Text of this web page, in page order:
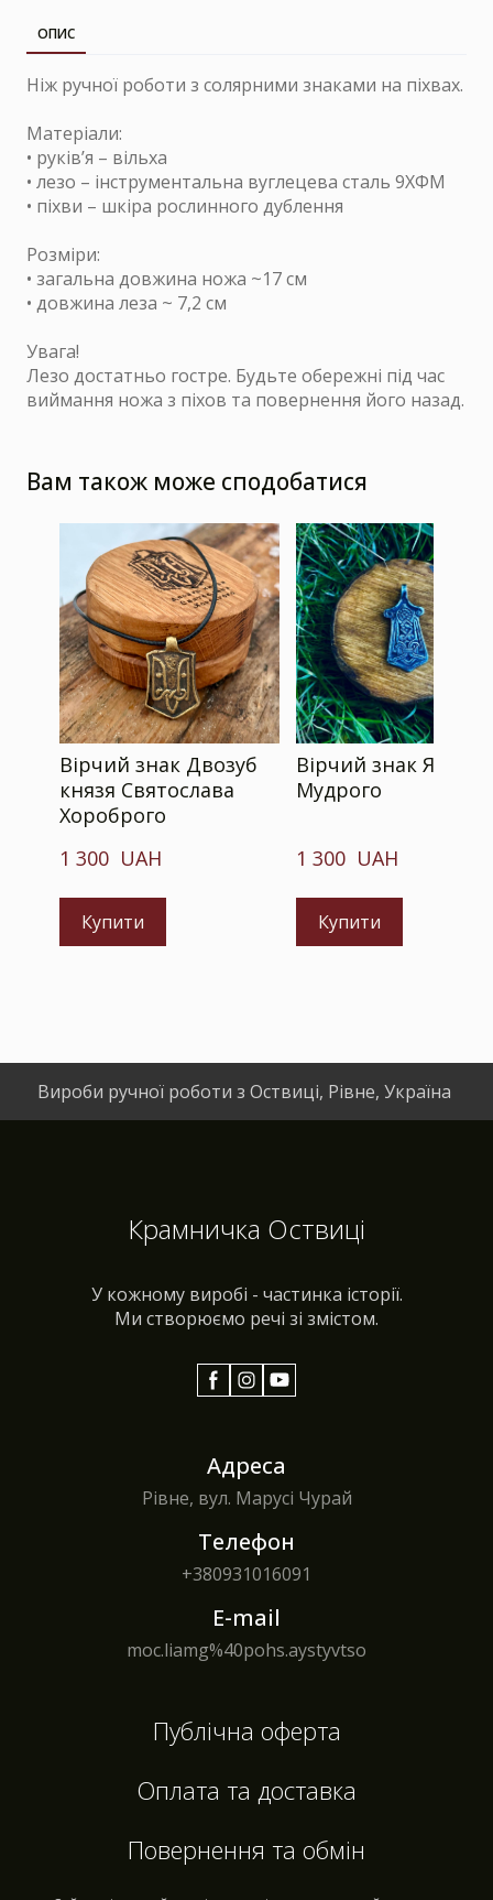
ОПИС
Ніж ручної роботи з солярними знаками на піхвах.
Матеріали:
• руків’я – вільха
• лезо – інструментальна вуглецева сталь 9ХФМ
• піхви – шкіра рослинного дублення
Розміри:
• загальна довжина ножа ~17 см
• довжина леза ~ 7,2 см
Увага!
Лезо достатньо гостре. Будьте обережні під час
виймання ножа з піхов та повернення його назад.
Вам також може сподобатися
Вірчий знак Двозуб
князя Святослава
Хороброго
1 300  UAH
Купити
Вірчий знак
Мудрого
1 300  UAH
Купити
Вироби ручної роботи з Оствиці, Рівне, Україна
Крамничка Оствиці
У кожному виробі - частинка історії.
Ми створюємо речі зі змістом.
Адреса
Рівне, вул. Марусі Чурай
Телефон
+380931016091
E-mail
moc.liamg%40pohs.aystyvtso
Публічна оферта
Оплата та доставка
Повернення та обмін